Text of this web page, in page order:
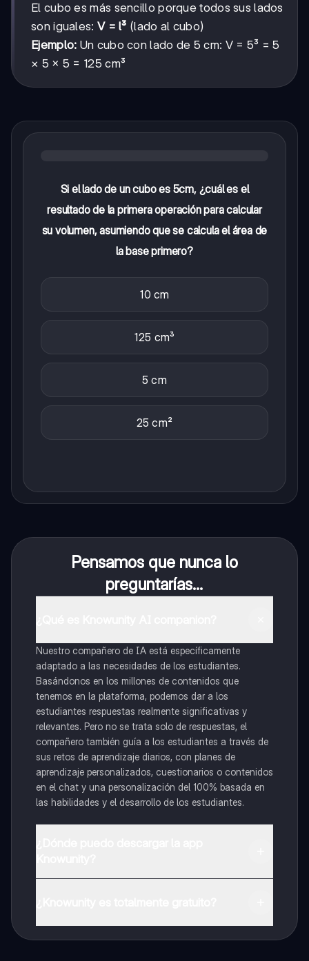
El cubo es más sencillo porque todos sus lados
son iguales: V = l³ (lado al cubo)
Ejemplo: Un cubo con lado de 5 cm: V = 5³ = 5
× 5 × 5 = 125 cm³
Si el lado de un cubo es 5cm, ¿cuál es el
resultado de la primera operación para calcular
su volumen, asumiendo que se calcula el área de
la base primero?
10 cm
125 cm³
5 cm
25 cm²
Pensamos que nunca lo
preguntarías...
Nuestro compañero de IA está específicamente
adaptado a las necesidades de los estudiantes.
Basándonos en los millones de contenidos que
tenemos en la plataforma, podemos dar a los
estudiantes respuestas realmente significativas y
relevantes. Pero no se trata solo de respuestas, el
compañero también guía a los estudiantes a través de
sus retos de aprendizaje diarios, con planes de
aprendizaje personalizados, cuestionarios o contenidos
en el chat y una personalización del 100% basada en
las habilidades y el desarrollo de los estudiantes.